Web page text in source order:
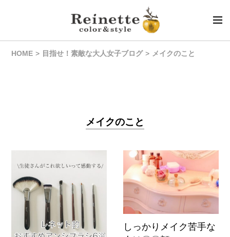
HOME 目指せ！素敵な大人女子ブログ メイクのこと
メイクのこと
しっかりメイク苦手な